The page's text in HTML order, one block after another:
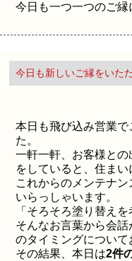
今日も一つ一つのご縁
今日も新しいご縁をいた
本日も飛び込み営業
た。
一軒一軒、お客様と
をしていると、住まい
これからのメンテナ
いらっしゃいます。
「そろそろ塗り替え
そんなお言葉から会
のタイミングについて
その結果、本日は2件